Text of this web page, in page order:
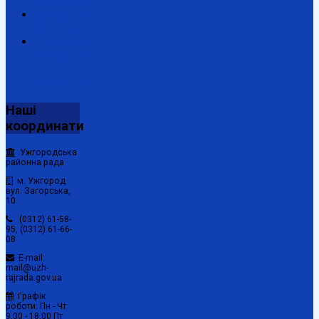
Наші
координати
Ужгородська
районна рада
м. Ужгород
вул. Загорська,
10
(0312) 61-58-
95, (0312) 61-66-
08
E-mail:
mail@uzh-
rajrada.gov.ua
Графік
роботи: Пн - Чт
9.00 - 18.00 Пт